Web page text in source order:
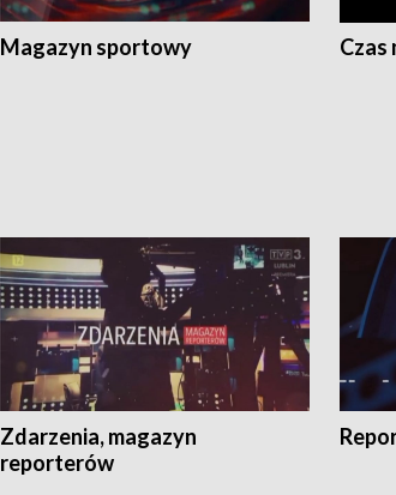
Magazyn sportowy Czas
Zdarzenia, magazyn
reporterów